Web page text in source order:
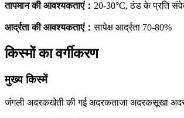
तापमान की आवश्यकताएं： 20-30°C, ठंड के प्रति
आर्द्रता की आवश्यकताएं：सापेक्ष आर्द्रता 70-80%
किस्मों का वर्गीकरण
मुख्य किस्में
जंगली अदरकखेती की गई अदरकताजा अदरकसूखा